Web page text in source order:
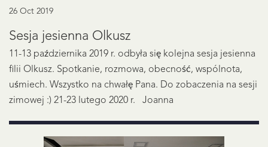
26 Oct 2019
Sesja jesienna Olkusz
11-13 października 2019 r. odbyła się kolejna sesja jesienna
filii Olkusz. Spotkanie, rozmowa, obecność, wspólnota,
uśmiech. Wszystko na chwałę Pana. Do zobaczenia na sesji
zimowej :) 21-23 lutego 2020 r. Joanna